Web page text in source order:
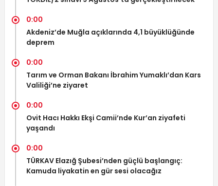
0:00
Akdeniz’de Muğla açıklarında 4,1 büyüklüğünde
deprem
0:00
Tarım ve Orman Bakanı İbrahim Yumaklı’dan Kars
Valiliği’ne ziyaret
0:00
Ovit Hacı Hakkı Ekşi Camii’nde Kur’an ziyafeti
yaşandı
0:00
TÜRKAV Elazığ Şubesi’nden güçlü başlangıç:
Kamuda liyakatin en gür sesi olacağız